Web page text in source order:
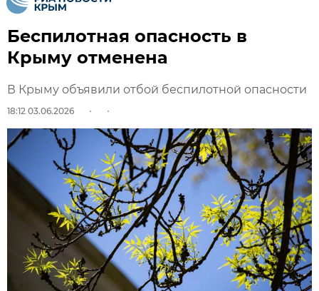
Беспилотная опасность в
Крыму отменена
В Крыму объявили отбой беспилотной опасности
18:12 03.06.2026